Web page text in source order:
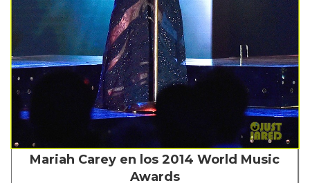
Mariah Carey en los 2014 World Music
Awards